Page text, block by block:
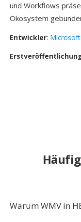
und Workflows
Ökosystem
Entwickler: Microsoft
Warum WMV in